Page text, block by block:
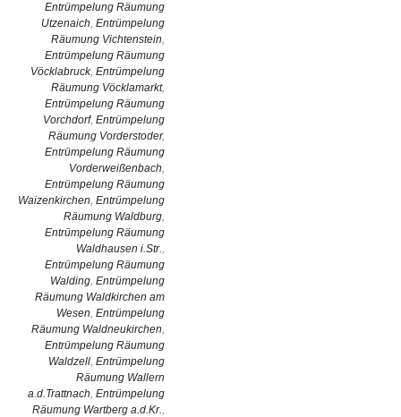
Entrümpelung Räumung
Utzenaich, Entrümpelung
Räumung Vichtenstein,
Entrümpelung Räumung
Vöcklabruck, Entrümpelung
Räumung Vöcklamarkt,
Entrümpelung Räumung
Vorchdorf, Entrümpelung
Räumung Vorderstoder,
Entrümpelung Räumung
Vorderweißenbach,
Entrümpelung Räumung
Waizenkirchen, Entrümpelung
Räumung Waldburg,
Entrümpelung Räumung
Waldhausen i.Str.,
Entrümpelung Räumung
Walding, Entrümpelung
Räumung Waldkirchen am
Wesen, Entrümpelung
Räumung Waldneukirchen,
Entrümpelung Räumung
Waldzell, Entrümpelung
Räumung Wallern
a.d.Trattnach, Entrümpelung
Räumung Wartberg a.d.Kr.,